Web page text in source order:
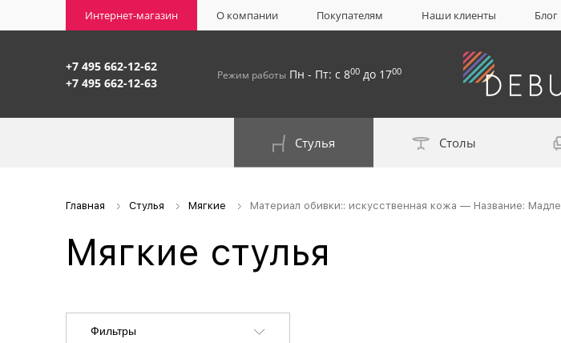
Интернет-магазин О компании Покупателям Наши клиенты Блог
+7 495 662-12-62
+7 495 662-12-63
Режим работы Пн - Пт: с 800 до 1700
Стулья Столы
Главная Стулья Мягкие Материал обивки:: искусственная кожа — Название:
Мягкие стулья
Фильтры